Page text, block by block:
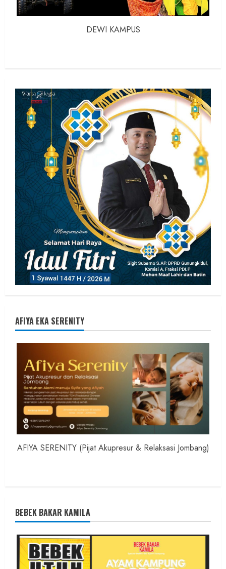
DEWI KAMPUS
AFIYA EKA SERENITY
AFIYA SERENITY (Pijat Akupresur & Relaksasi Jombang)
BEBEK BAKAR KAMILA